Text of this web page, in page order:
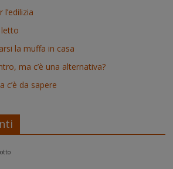
la muffa in casa
ma c’è una alternativa?
c’è da sapere